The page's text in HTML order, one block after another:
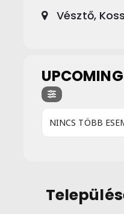
Vésztő,
NINCS TÖBB